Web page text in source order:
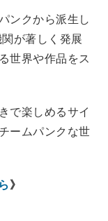
ンクから派生し
が著しく発展
世界や作品をス
で楽しめるサイ
ームパンクな世
》